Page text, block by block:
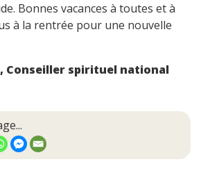
Bonnes vacances à toutes et à
à la rentrée pour une nouvelle
Conseiller spirituel national